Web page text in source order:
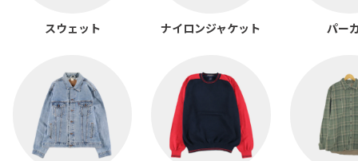
スウェット ナイロンジャケット パー